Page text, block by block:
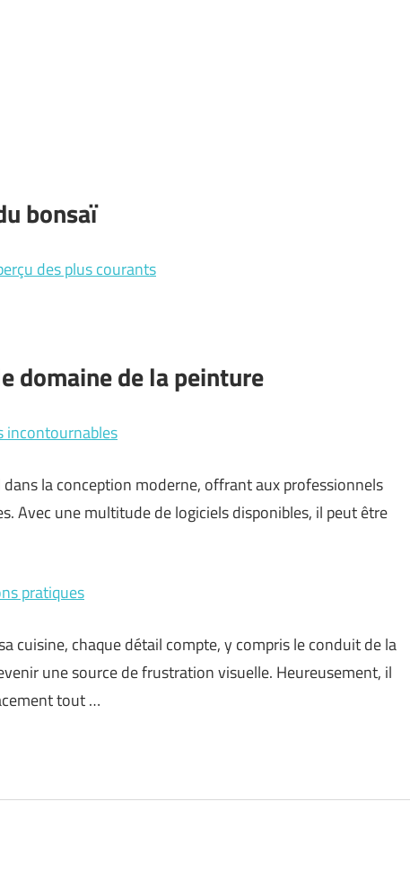
bonsaï
des plus courants
domaine de la peinture
incontournables
la conception moderne, offrant aux professionnels
Avec une multitude de logiciels disponibles, il peut être
pratiques
cuisine, chaque détail compte, y compris le conduit de la
une source de frustration visuelle. Heureusement, il
tout …